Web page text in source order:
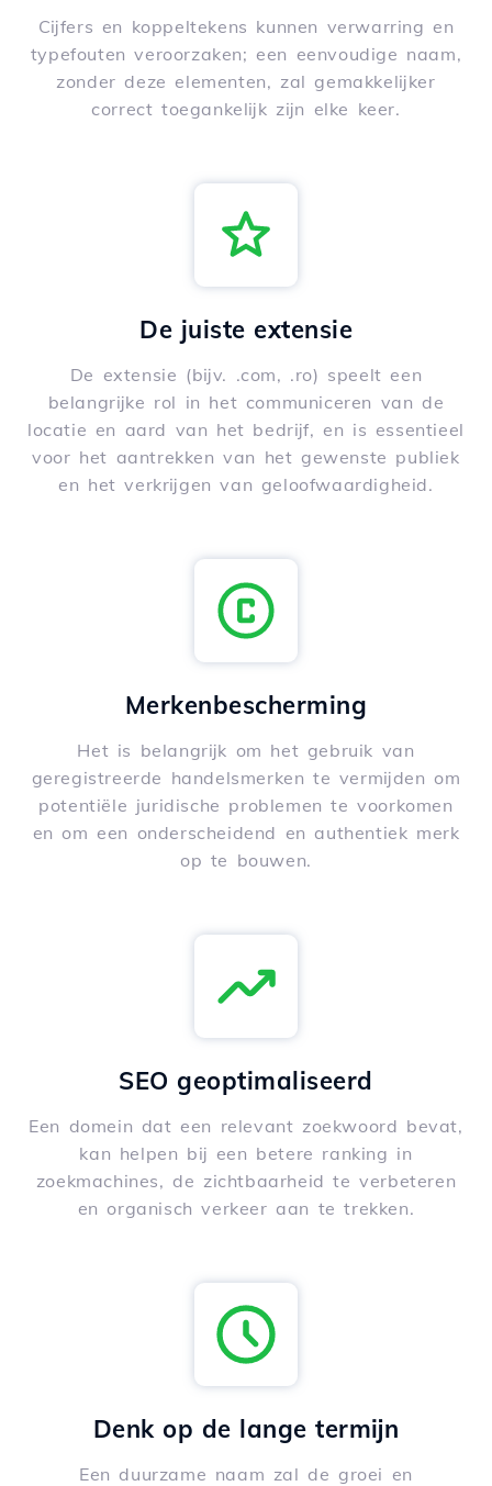
Cijfers en koppeltekens kunnen verwarring en
typefouten veroorzaken; een eenvoudige naam,
zonder deze elementen, zal gemakkelijker
correct toegankelijk zijn elke keer.
De juiste extensie
De extensie (bijv. .com, .ro) speelt een
belangrijke rol in het communiceren van de
locatie en aard van het bedrijf, en is essentieel
voor het aantrekken van het gewenste publiek
en het verkrijgen van geloofwaardigheid.
Merkenbescherming
Het is belangrijk om het gebruik van
geregistreerde handelsmerken te vermijden om
potentiële juridische problemen te voorkomen
en om een onderscheidend en authentiek merk
op te bouwen.
SEO geoptimaliseerd
Een domein dat een relevant zoekwoord bevat,
kan helpen bij een betere ranking in
zoekmachines, de zichtbaarheid te verbeteren
en organisch verkeer aan te trekken.
Denk op de lange termijn
Een duurzame naam zal de groei en